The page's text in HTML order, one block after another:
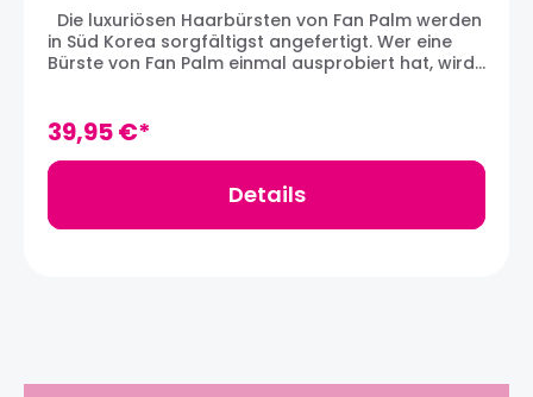
Die luxuriösen Haarbürsten von Fan Palm werden
in Süd Korea sorgfältigst angefertigt. Wer eine
Bürste von Fan Palm einmal ausprobiert hat, wird
die mit goldenen, weichen Spitzen besetzt sind. Die
feinen Borsten gleiten sanft durch nasses Haar
und helfen, Knoten zu entwirren - ohne
zusätzlichen Bruch zu verursachen. Die Borsten
fühlen sich göttlich auf der Kopfhaut an und
unterstützen die Stimulation der Kopfhaut. Ein
x 3 cm
39,95 €*
Details